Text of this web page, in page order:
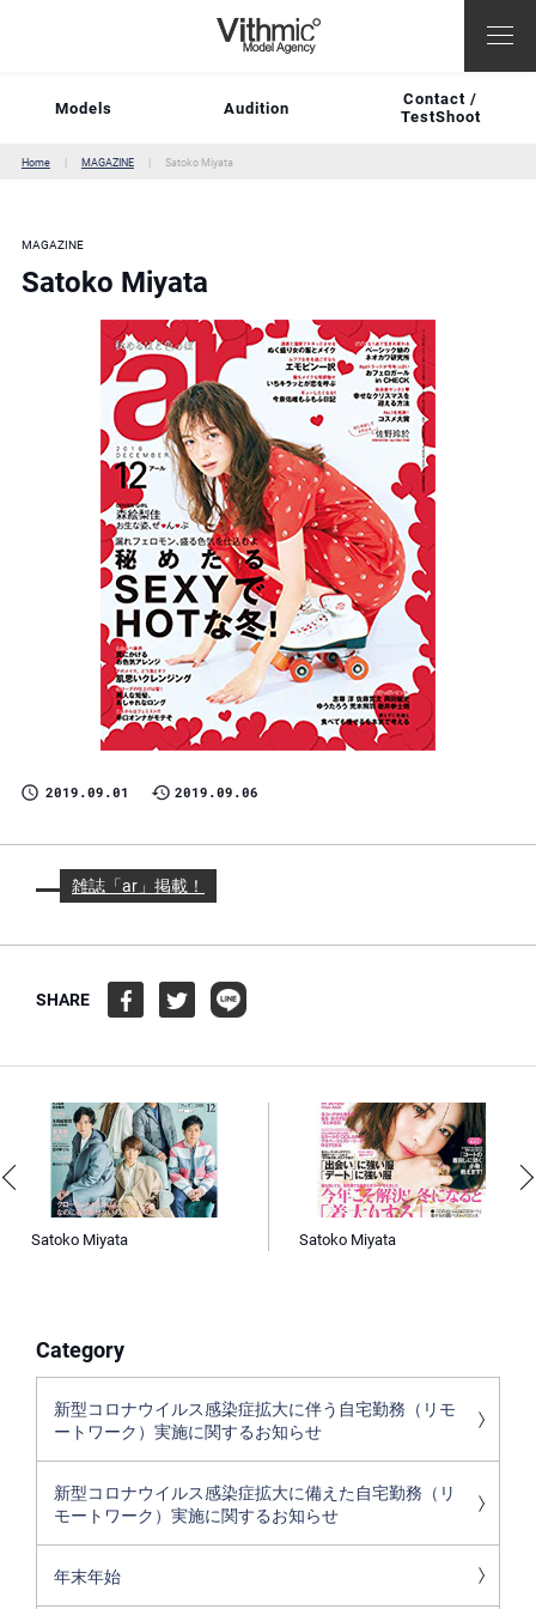
Models Audition
Contact /
TestShoot
Home MAGAZINE Satoko Miyata
MAGAZINE
Satoko Miyata
2019.09.01 2019.09.06
雑誌「ar」掲載！
SHARE
Satoko Miyata Satoko Miyata
Category
新型コロナウイルス感染症拡大に伴う自宅勤務（リモ
ートワーク）実施に関するお知らせ
新型コロナウイルス感染症拡大に備えた自宅勤務（リ
モートワーク）実施に関するお知らせ
年末年始